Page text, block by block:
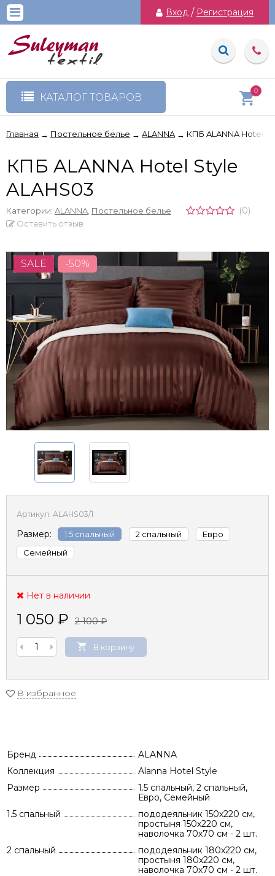
Вход / Регистрация
КАТАЛОГ ТОВАРОВ
0
Главная → Постельное белье → ALANNA → КПБ ALANNA Hotel
КПБ ALANNA Hotel Style
ALAHS03
Категории: ALANNA Постельное белье (0)
Оставить отзыв
SALE -50%
Артикул: ALAHS03/1
Размер: 1.5 спальный 2 спальный
Евро
Семейный
Нет в наличии
1 050 ₽ 2 100₽
В корзину
В избранное
Бренд
ALANNA
Коллекция
Alanna Hotel Style
Размер
1.5 спальный, 2 спальный,
Евро, Семейный
1.5 спальный
пододеяльник 150х220 см,
простыня 150х220 см,
наволочка 70х70 см - 2 шт.
2 спальный
пододеяльник 180х220 см,
простыня 180х220 см,
наволочка 70х70 см - 2 шт.